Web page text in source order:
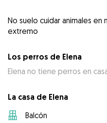
No suelo cuidar animales en
extremo
Los perros de Elena
Elena no tiene perros en
La casa de Elena
Balcón